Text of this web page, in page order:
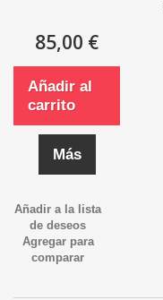
85,00 €
Añadir al
carrito
Más
Añadir a la lista
de deseos
Agregar para
comparar